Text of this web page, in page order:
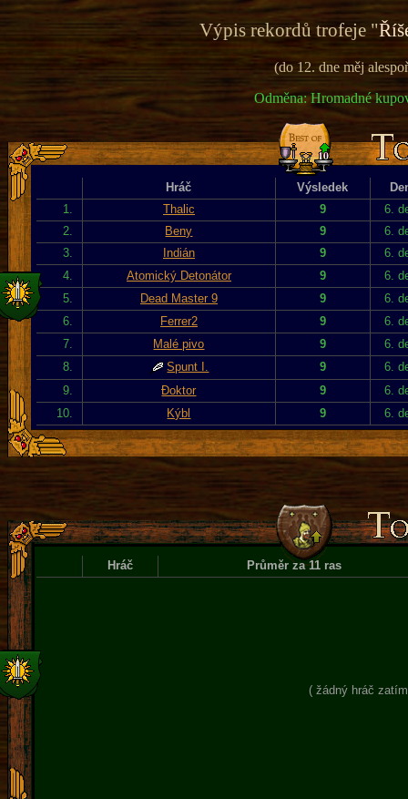
Výpis rekordů trofeje "
(do 12. dne měj
Odměna: Hromadné
Hráč Výsledek
1.
Thalic 9
6.
2.
Beny 9
6.
3.
Indián 9
6.
4.
Atomický Detonátor 9
6.
5.
Dead Master 9 9
6.
6.
Ferrer2 9
6.
7.
Malé pivo 9
6.
8.
Spunt I. 9
6.
9.
Đoktor 9
6.
10.
Kýbl 9 6.
Hráč Průměr za 11 ras
( žádný hráč